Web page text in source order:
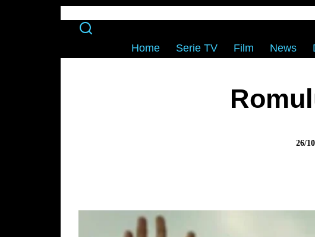
Home Serie TV Film News
26/